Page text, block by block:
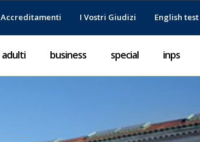
Accreditamenti I Vostri Giudizi English test
adulti business special inps